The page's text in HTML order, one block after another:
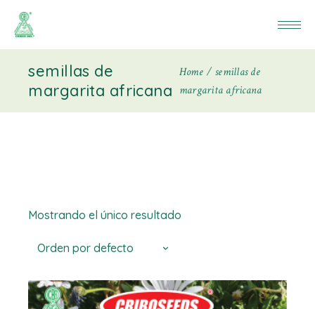
semillas de
margarita africana
Home
semillas de
margarita africana
Mostrando el único resultado
Orden por defecto